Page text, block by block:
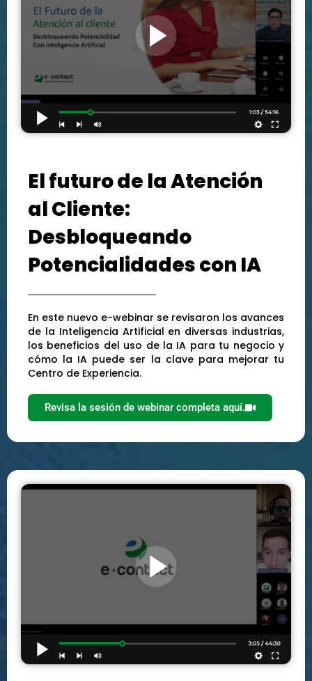
El futuro de la Atención
al Cliente:
Desbloqueando
Potencialidades con IA
En este nuevo e-webinar se revisaron los avances
de la Inteligencia Artificial en diversas industrias,
los beneficios del uso de la IA para tu negocio y
cómo la IA puede ser la clave para mejorar tu
Centro de Experiencia.
Revisa la sesión de webinar completa aquí.